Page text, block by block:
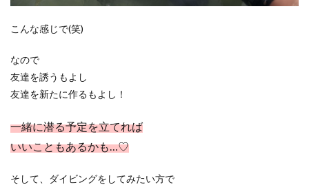
こんな感じで(笑)
なので
友達を誘うもよし
友達を新たに作るもよし！
一緒に潜る予定を立てれば
いいこともあるかも…♡
そして、ダイビングをしてみたい方で